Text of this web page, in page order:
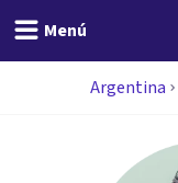
Menú
Argentina